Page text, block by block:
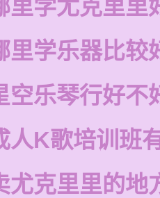
里学尤克里里
里学乐器比较
空乐琴行好不
人K歌培训班
尤克里里的地